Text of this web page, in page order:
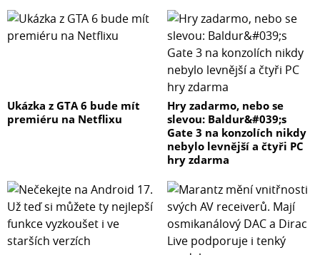
Ukázka z GTA 6 bude mít
premiéru na Netflixu
Hry zadarmo, nebo se
slevou: Baldur&#039;s
Gate 3 na konzolích nikdy
nebylo levnější a čtyři PC
hry zdarma